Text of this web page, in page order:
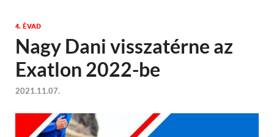
4. ÉVAD
Nagy Dani visszatérne az
Exatlon 2022-be
2021.11.07.